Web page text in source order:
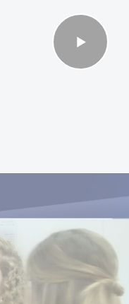
cette décision.
interne
un système
voix de